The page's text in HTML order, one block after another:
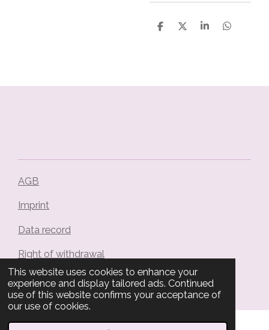
This website uses cookies to enhance your
experience and display tailored ads. Continued
use of this website confirms your acceptance of
our use of cookies.
S
S
S
S
AGB
Imprint
Data record
Right of withdrawal
© 2024 - 2026 Malu Handmade